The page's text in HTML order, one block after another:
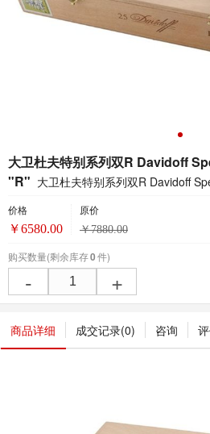
大卫杜夫特别系列双R Davidoff
"R" 大卫杜夫特别系列双R Davidoff
价格
￥6580.00
原价
￥7880.00
购买数量(剩余库存0件)
- +
商品详细 成交记录(0) 咨询